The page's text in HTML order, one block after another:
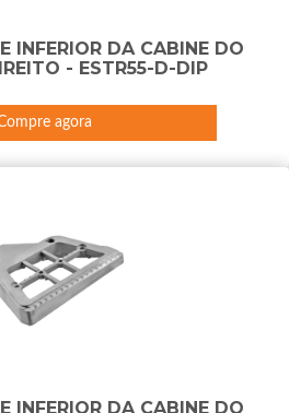
INFERIOR DA CABINE DO
- ESTR55-D-DIP
agora
INFERIOR DA CABINE DO